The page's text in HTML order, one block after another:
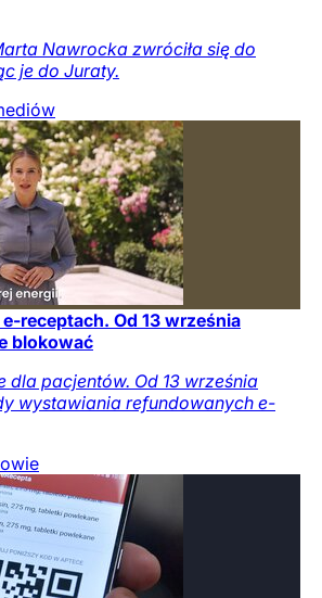
Nawrocka zwróciła się do
je do Juraty.
receptach. Od 13 września
blokować
dla pacjentów. Od 13 września
wystawiania refundowanych e-